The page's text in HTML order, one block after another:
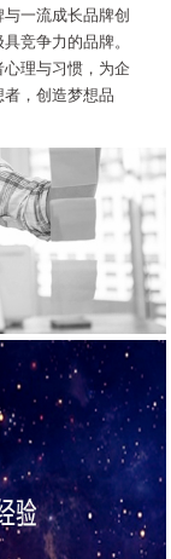
一流成长品牌创
竞争力的品牌。
理与习惯，为企
，创造梦想品